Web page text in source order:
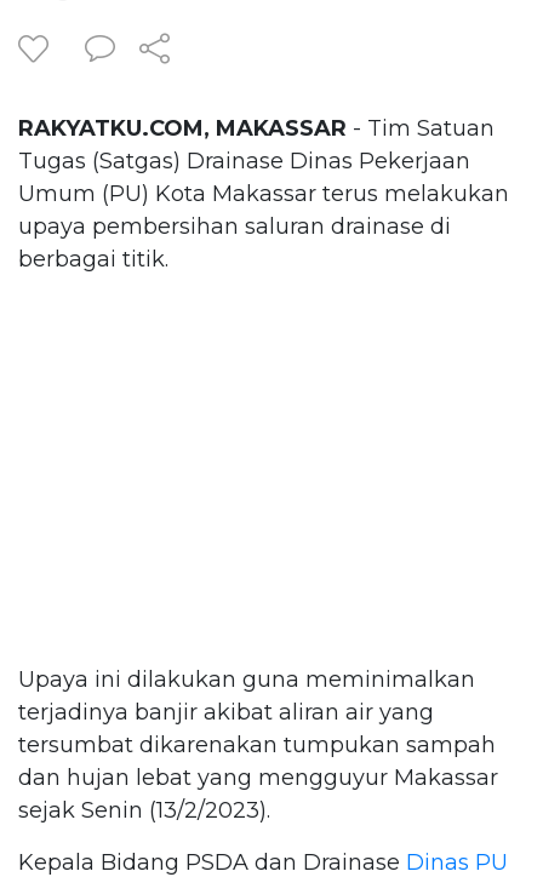
RAKYATKU.COM, MAKASSAR - Tim Satuan
Tugas (Satgas) Drainase Dinas Pekerjaan
Umum (PU) Kota Makassar terus melakukan
upaya pembersihan saluran drainase di
berbagai titik.
Upaya ini dilakukan guna meminimalkan
terjadinya banjir akibat aliran air yang
tersumbat dikarenakan tumpukan sampah
dan hujan lebat yang mengguyur Makassar
sejak Senin (13/2/2023).
Kepala Bidang PSDA dan Drainase Dinas PU